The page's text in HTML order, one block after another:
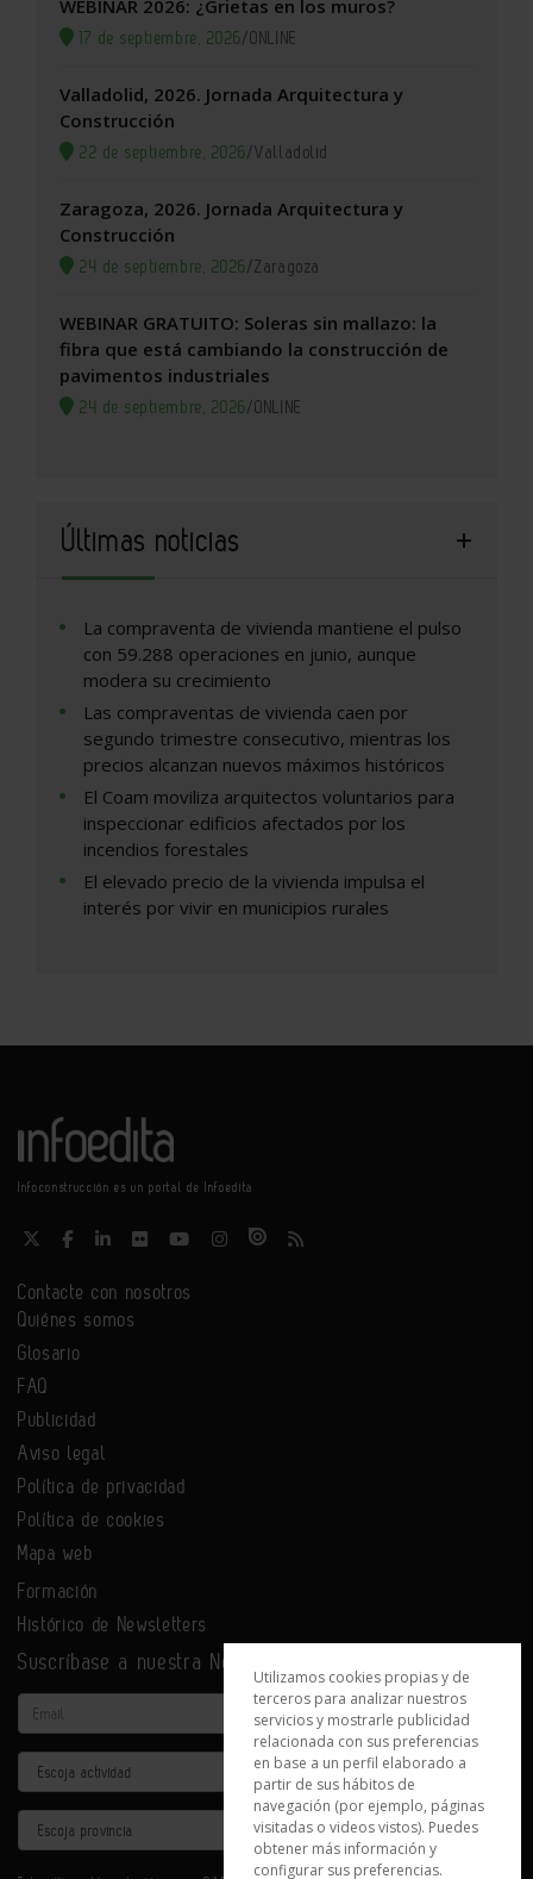
WEBINAR 2026: ¿Grietas en los muros?
17 de septiembre, 2026/ONLINE
Valladolid, 2026. Jornada Arquitectura y
Construcción
22 de septiembre, 2026/Valladolid
Zaragoza, 2026. Jornada Arquitectura y
Construcción
24 de septiembre, 2026/Zaragoza
WEBINAR GRATUITO: Soleras sin mallazo: la
fibra que está cambiando la construcción de
pavimentos industriales
24 de septiembre, 2026/ONLINE
Últimas noticias
La compraventa de vivienda mantiene el pulso
con 59.288 operaciones en junio, aunque
modera su crecimiento
Las compraventas de vivienda caen por
segundo trimestre consecutivo, mientras los
precios alcanzan nuevos máximos históricos
El Coam moviliza arquitectos voluntarios para
inspeccionar edificios afectados por los
incendios forestales
El elevado precio de la vivienda impulsa el
interés por vivir en municipios rurales
Infoconstrucción es un portal de Infoedita
Contacte con nosotros
Quiénes somos
Glosario
FAQ
Publicidad
Aviso legal
Política de privacidad
Política de cookies
Mapa web
Formación
Histórico de Newsletters
Suscríbase a nuestra Newsletter
Email
Actividad
Provincia
Utilizamos cookies propias y de
terceros para analizar nuestros
servicios y mostrarle publicidad
relacionada con sus preferencias
en base a un perfil elaborado a
partir de sus hábitos de
navegación (por ejemplo, páginas
visitadas o videos vistos). Puedes
obtener más información y
configurar sus preferencias.